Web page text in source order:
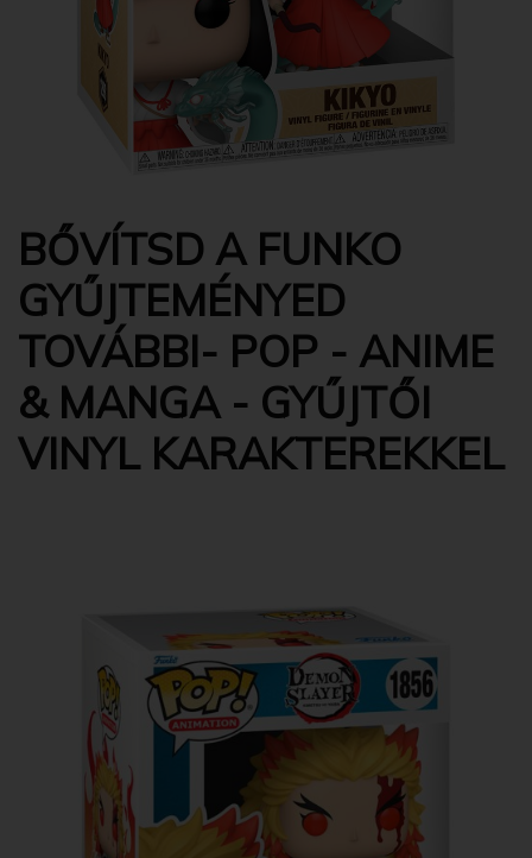
BŐVÍTSD A FUNKO
GYŰJTEMÉNYED
TOVÁBBI- POP - ANIME
& MANGA - GYŰJTŐI
VINYL KARAKTEREKKEL